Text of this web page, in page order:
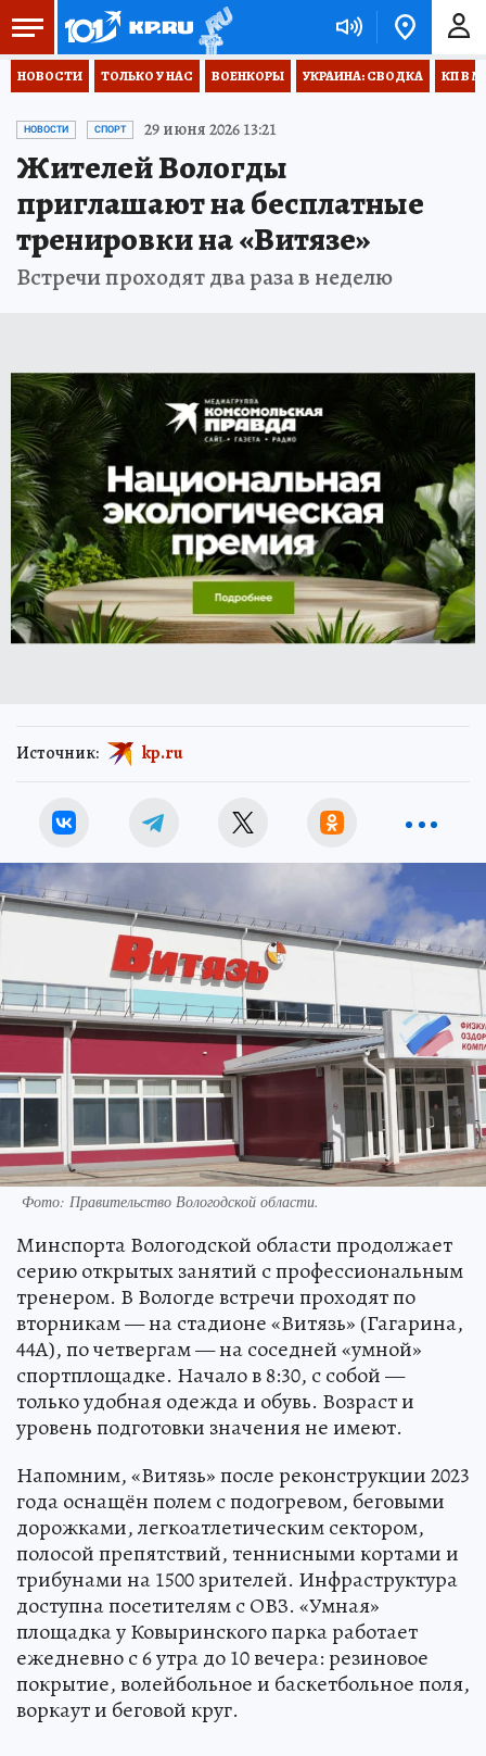
НОВОСТИ ТОЛЬКО У НАС ВОЕНКОРЫ УКРАИНА: СВОДКА КП В
НОВОСТИ СПОРТ 29 июня 2026 13:21
Жителей Вологды
приглашают на бесплатные
тренировки на «Витязе»
Встречи проходят два раза в неделю
Источник: kp.ru
Фото: Правительство Вологодской области.
Минспорта Вологодской области продолжает
серию открытых занятий с профессиональным
тренером. В Вологде встречи проходят по
вторникам — на стадионе «Витязь» (Гагарина,
44А), по четвергам — на соседней «умной»
спортплощадке. Начало в 8:30, с собой —
только удобная одежда и обувь. Возраст и
уровень подготовки значения не имеют.
Напомним, «Витязь» после реконструкции 2023
года оснащён полем с подогревом, беговыми
дорожками, легкоатлетическим сектором,
полосой препятствий, теннисными кортами и
трибунами на 1500 зрителей. Инфраструктура
доступна посетителям с ОВЗ. «Умная»
площадка у Ковыринского парка работает
ежедневно с 6 утра до 10 вечера: резиновое
покрытие, волейбольное и баскетбольное поля,
воркаут и беговой круг.